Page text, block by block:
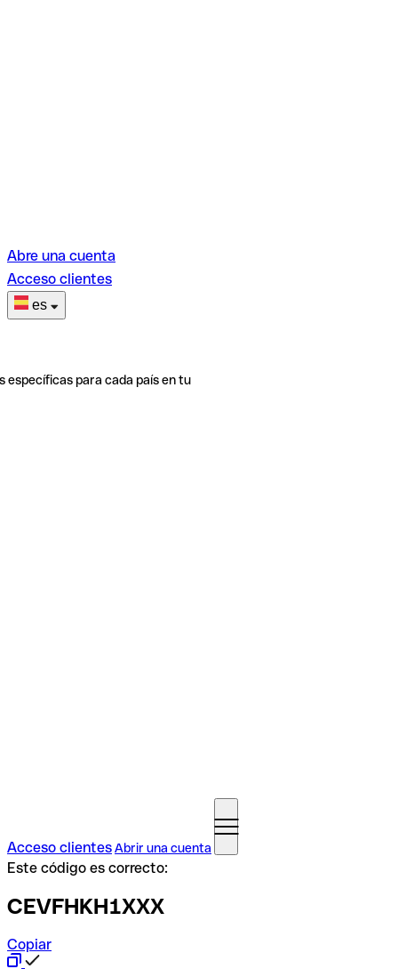
Abre una cuenta
Acceso clientes
es
específicas para cada país en tu
Acceso clientesAbrir una cuenta
Este código es correcto:
CEVFHKH1XXX
Copiar